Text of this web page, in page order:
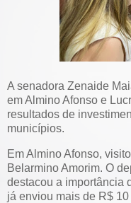
A senadora Zenaide
em Almino Afonso e
resultados de
municípios.
Em Almino Afonso,
Belarmino Amorim. O
destacou a importância
já enviou mais de R$